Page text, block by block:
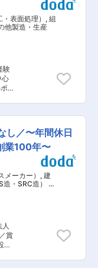
務
務
務
合
理
実
ス
務
ま
。
業
く
企
長
の
表面処理） , 組
他製造・生産
験
心
ャ
ッ
ー
出
て
形
管
観
っ
し／〜年間休日
業100年〜
ーカー） , 建
・SRC造） 建
人
賞